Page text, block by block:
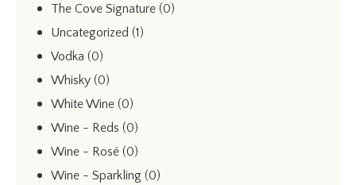
The Cove Signature (0)
Uncategorized (1)
Vodka (0)
Whisky (0)
White Wine (0)
Wine - Reds (0)
Wine - Rosé (0)
Wine - Sparkling (0)